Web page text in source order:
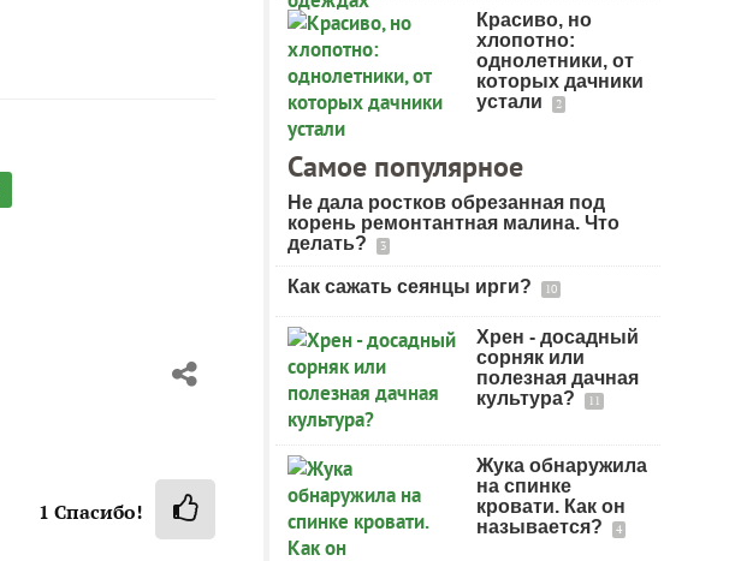
1 Спасибо!
Красиво, но
хлопотно:
однолетники, от
которых дачники
устали
2
Самое популярное
Не дала ростков обрезанная под
корень ремонтантная малина. Что
делать?
3
Как сажать сеянцы ирги? 10
Хрен - досадный
сорняк или
полезная дачная
культура?
11
Жука обнаружила
на спинке
кровати. Как он
называется?
4